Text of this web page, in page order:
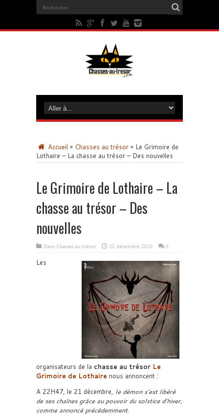
Accueil » Chasses au trésor » Le Grimoire de
Lothaire – La chasse au trésor – Des nouvelles
Le Grimoire de Lothaire – La
chasse au trésor – Des
nouvelles
Dans Chasses au trésor 22 décembre 2022 0
Les
organisateurs de la chasse au trésor Le
Grimoire de Lothaire nous annoncent :
A 22H47, le 21 décembre, le démon s’est libéré
de ses chaînes grâce au pouvoir du solstice d’hiver,
comme annoncé précédemment.